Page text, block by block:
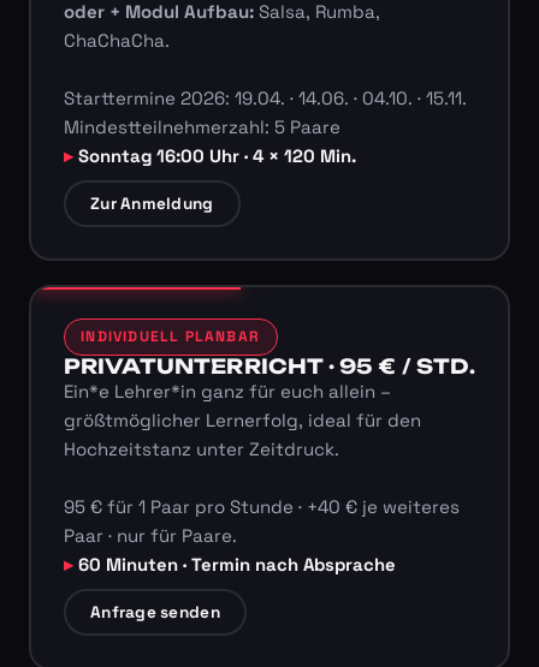
oder + Modul Aufbau:Salsa, Rumba,
ChaChaCha.
Starttermine 2026: 19.04. · 14.06. · 04.10. · 15.11.
Mindestteilnehmerzahl: 5 Paare
Sonntag 16:00 Uhr · 4 × 120 Min.
Zur Anmeldung
INDIVIDUELL PLANBAR
PRIVATUNTERRICHT · 95 € / STD.
Ein*e Lehrer*in ganz für euch allein –
größtmöglicher Lernerfolg, ideal für den
Hochzeitstanz unter Zeitdruck.
95 € für 1 Paar pro Stunde · +40 € je weiteres
Paar · nur für Paare.
60 Minuten · Termin nach Absprache
Anfrage senden